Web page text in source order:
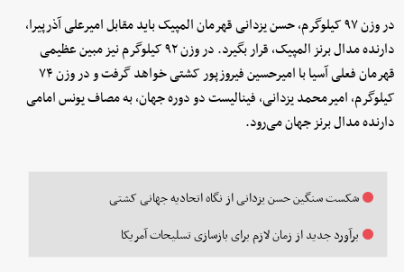
در وزن ۹۷ کیلوگرم، حسن یزدانی قهرمان المپیک باید مقابل امیرعلی آذرپیرا،
دارنده مدال برنز المپیک، قرار بگیرد. در وزن ۹۲ کیلوگرم نیز مبین عظیمی
قهرمان فعلی آسیا با امیرحسین فیروزپور کشتی خواهد گرفت و در وزن ۷۴
کیلوگرم، امیرمحمد یزدانی، فینالیست دو دوره جهان، به مصاف یونس امامی
دارنده مدال برنز جهان می‌رود.
شکست سنگین حسن یزدانی از نگاه اتحادیه جهانی کشتی
برآورد جدید از زمان لازم برای بازسازی تسلیحات آمریکا